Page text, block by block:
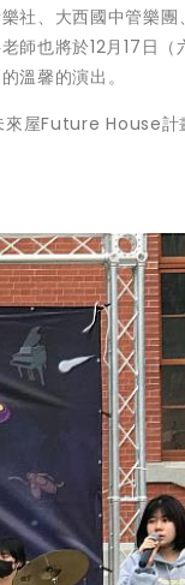
社、大西國中管樂
師也將於12月17日
溫馨的演出。
來屋Future House